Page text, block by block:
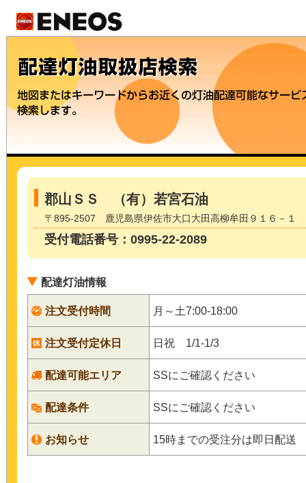
郡山ＳＳ （有）若宮石油
〒895-2507 鹿児島県伊佐市大口大田高柳牟田９１６－１
受付電話番号：0995-22-2089
配達灯油情報
注文受付時間 月～土7:00-18:00
注文受付定休日 日祝 1/1-1/3
配達可能エリア SSにご確認ください
配達条件 SSにご確認ください
お知らせ 15時までの受注分は即日配送